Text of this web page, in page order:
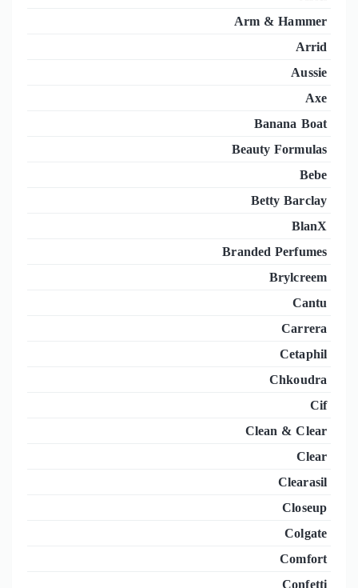
Arm & Hammer
Arrid
Aussie
Axe
Banana Boat
Beauty Formulas
Bebe
Betty Barclay
BlanX
Branded Perfumes
Brylcreem
Cantu
Carrera
Cetaphil
Chkoudra
Cif
Clean & Clear
Clear
Clearasil
Closeup
Colgate
Comfort